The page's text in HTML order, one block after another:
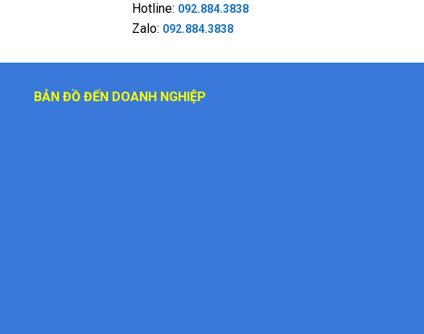
Hotline: 092.884.3838
Zalo: 092.884.3838
BẢN ĐỒ ĐẾN DOANH NGHIỆP